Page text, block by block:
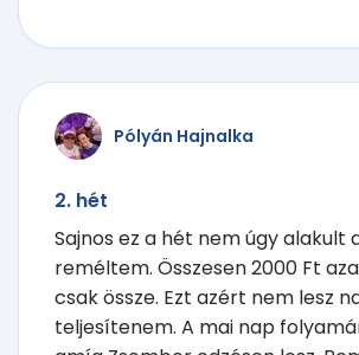
Pólyán Hajnalka
2. hét
Sajnos ez a hét nem úgy alakult
reméltem. Összesen 2000 Ft
csak össze. Ezt azért nem lesz
teljesítenem. A mai nap